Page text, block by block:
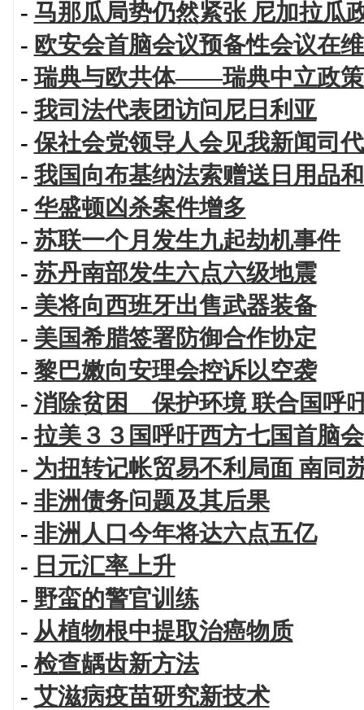
- 马那瓜局势仍然紧张 尼加拉瓜
- 欧安会首脑会议预备性会议在
-瑞典与欧共体——瑞典中立政
- 我司法代表团访问尼日利亚
-保社会党领导人会见我新闻司
- 我国向布基纳法索赠送日用品
- 华盛顿凶杀案件增多
- 苏联一个月发生九起劫机事件
- 苏丹南部发生六点六级地震
- 美将向西班牙出售武器装备
- 美国希腊签署防御合作协定
- 黎巴嫩向安理会控诉以空袭
- 消除贫困 保护环境 联合国呼
-拉美３３国呼吁西方七国首脑
- 为扭转记帐贸易不利局面 南同
- 非洲债务问题及其后果
- 非洲人口今年将达六点五亿
- 日元汇率上升
- 野蛮的警官训练
- 从植物根中提取治癌物质
- 检查龋齿新方法
- 艾滋病疫苗研究新技术